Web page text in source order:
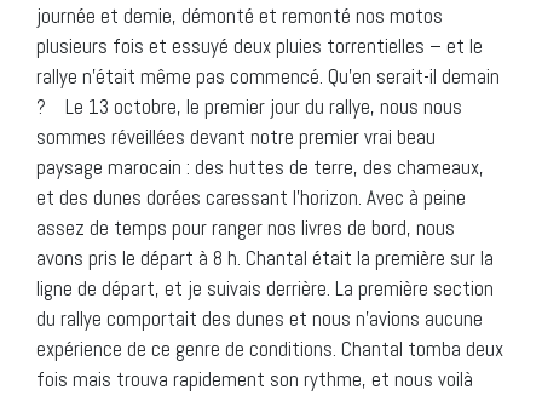
journée et demie, démonté et remonté nos motos
plusieurs fois et essuyé deux pluies torrentielles – et le
rallye n’était même pas commencé. Qu’en serait-il demain
? Le 13 octobre, le premier jour du rallye, nous nous
sommes réveillées devant notre premier vrai beau
paysage marocain : des huttes de terre, des chameaux,
et des dunes dorées caressant l’horizon. Avec à peine
assez de temps pour ranger nos livres de bord, nous
avons pris le départ à 8 h. Chantal était la première sur la
ligne de départ, et je suivais derrière. La première section
du rallye comportait des dunes et nous n’avions aucune
expérience de ce genre de conditions. Chantal tomba deux
fois mais trouva rapidement son rythme, et nous voilà